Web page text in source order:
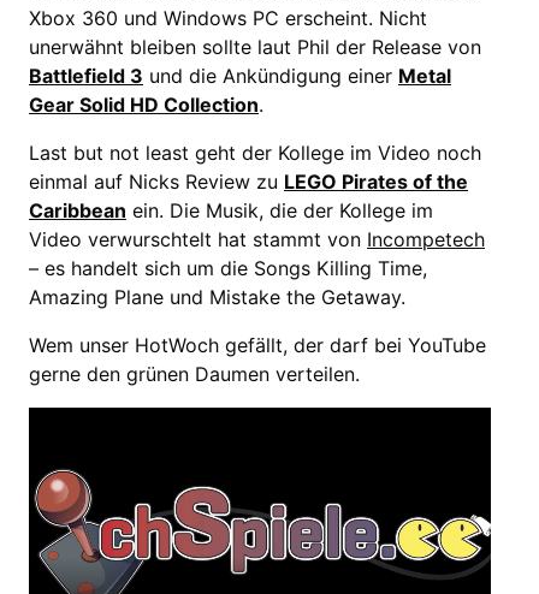
Xbox 360 und Windows PC erscheint. Nicht
unerwähnt bleiben sollte laut Phil der Release von
Battlefield 3 und die Ankündigung einer Metal
Gear Solid HD Collection.
Last but not least geht der Kollege im Video noch
einmal auf Nicks Review zu LEGO Pirates of the
Caribbean ein. Die Musik, die der Kollege im
Video verwurschtelt hat stammt von Incompetech
– es handelt sich um die Songs Killing Time,
Amazing Plane und Mistake the Getaway.
Wem unser HotWoch gefällt, der darf bei YouTube
gerne den grünen Daumen verteilen.